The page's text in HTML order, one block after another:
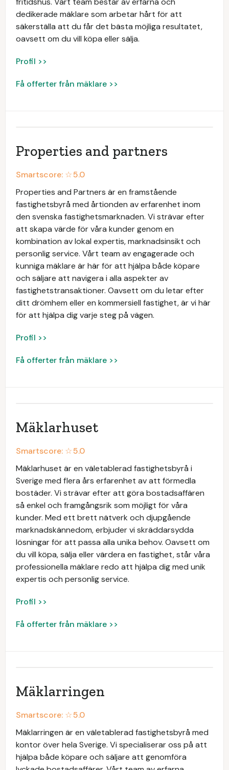
dedikerade mäklare som arbetar hårt för att
säkerställa att du får det bästa möjliga resultatet,
oavsett om du vill köpa eller sälja.
Profil >>
Få offerter från mäklare >>
Properties and partners
Smartscore: ☆5.0
Properties and Partners är en framstående
fastighetsbyrå med årtionden av erfarenhet inom
den svenska fastighetsmarknaden. Vi strävar efter
att skapa värde för våra kunder genom en
kombination av lokal expertis, marknadsinsikt och
personlig service. Vårt team av engagerade och
kunniga mäklare är här för att hjälpa både köpare
och säljare att navigera i alla aspekter av
fastighetstransaktioner. Oavsett om du letar efter
ditt drömhem eller en kommersiell fastighet, är vi här
för att hjälpa dig varje steg på vägen.
Profil >>
Få offerter från mäklare >>
Mäklarhuset
Smartscore: ☆5.0
Mäklarhuset är en väletablerad fastighetsbyrå i
Sverige med flera års erfarenhet av att förmedla
bostäder. Vi strävar efter att göra bostadsaffären
så enkel och framgångsrik som möjligt för våra
kunder. Med ett brett nätverk och djupgående
marknadskännedom, erbjuder vi skräddarsydda
lösningar för att passa alla unika behov. Oavsett om
du vill köpa, sälja eller värdera en fastighet, står våra
professionella mäklare redo att hjälpa dig med unik
expertis och personlig service.
Profil >>
Få offerter från mäklare >>
Mäklarringen
Smartscore: ☆5.0
Mäklarringen är en väletablerad fastighetsbyrå med
kontor över hela Sverige. Vi specialiserar oss på att
hjälpa både köpare och säljare att genomföra